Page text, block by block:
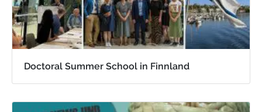
Doctoral Summer School in Finnland